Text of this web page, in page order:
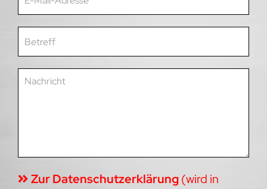
Zur Datenschutzerklärung(wird in
Weiterhin erkläre ich mich einverstanden,
dass die von mir gemachten Angaben im